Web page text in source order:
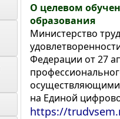
О целевом
образования
Министерство
Федерации от 27
осуществляющими
на Единой
https://